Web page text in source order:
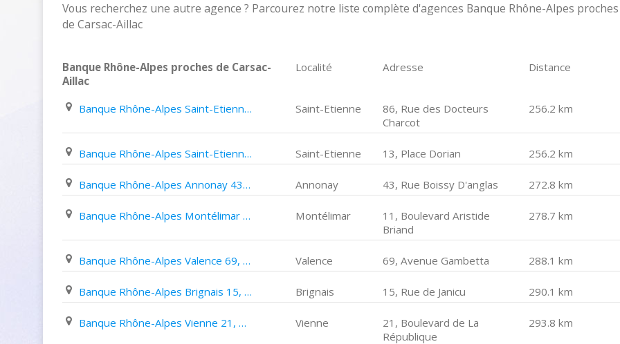
Vous recherchez une autre agence ? Parcourez notre liste complète d'agences Banque Rhône-Alpes proches
de Carsac-Aillac
Banque Rhône-Alpes proches de Carsac-
Aillac
Localité Adresse Distance
Banque Rhône-Alpes Saint-Etienne 86, Rue des Docteurs Charcot Saint-Etienne
86, Rue des Docteurs
Charcot
256.2 km
Banque Rhône-Alpes Saint-Etienne 13, Place Dorian Saint-Etienne 13, Place Dorian 256.2 km
Banque Rhône-Alpes Annonay 43, Rue Boissy D'anglas Annonay 43, Rue Boissy D'anglas 272.8 km
Banque Rhône-Alpes Montélimar 11, Boulevard Aristide Briand Montélimar
11, Boulevard Aristide
Briand
278.7 km
Banque Rhône-Alpes Valence 69, Avenue Gambetta Valence 69, Avenue Gambetta 288.1 km
Banque Rhône-Alpes Brignais 15, Rue de Janicu Brignais 15, Rue de Janicu 290.1 km
Banque Rhône-Alpes Vienne 21, Boulevard de La République Vienne
21, Boulevard de La
République
293.8 km